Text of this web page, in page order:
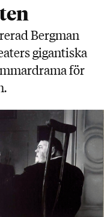
Bergman
gigantiska
för